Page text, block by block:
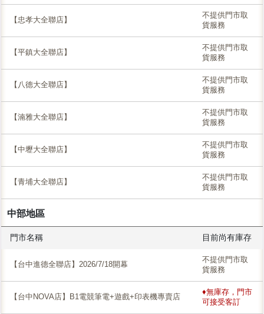
【忠孝大全聯店】
不提供門市取
貨服務
【平鎮大全聯店】
不提供門市取
貨服務
【八德大全聯店】
不提供門市取
貨服務
【湳雅大全聯店】
不提供門市取
貨服務
【中壢大全聯店】
不提供門市取
貨服務
【青埔大全聯店】
不提供門市取
貨服務
中部地區
門市名稱 目前尚有庫存
【台中進德全聯店】2026/7/18開幕
不提供門市取
貨服務
【台中NOVA店】B1電競筆電+遊戲+印表機專賣店
♦無庫存，門市
可接受客訂